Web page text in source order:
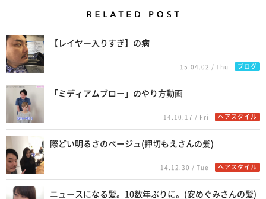
【レイヤー入りすぎ】の病
15.04.02 / Thu ブログ
「ミディアムブロー」のやり方動画
14.10.17 / Fri ヘアスタイル
際どい明るさのベージュ(押切もえさんの髪)
14.12.30 / Tue ヘアスタイル
ニュースになる髪。10数年ぶりに。(安めぐみさんの髪)